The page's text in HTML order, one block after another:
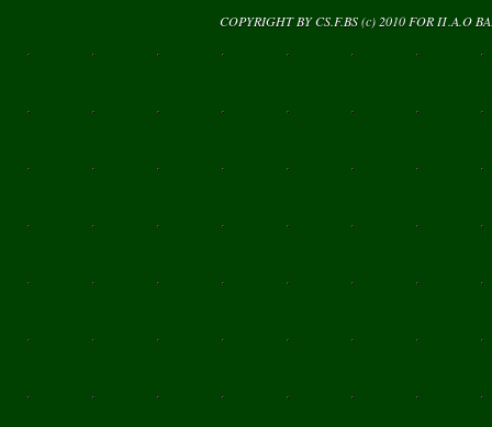
COPYRIGHT BY CS.F.BS (c) 2010 FORΠ.Α.Ο